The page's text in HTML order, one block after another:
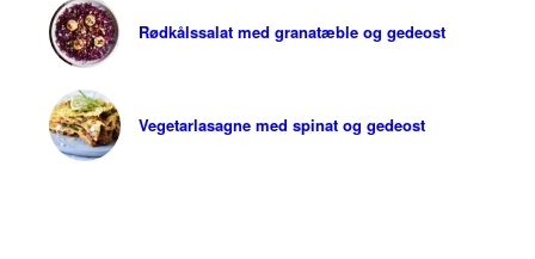
Rødkålssalat med granatæble og gedeost
Vegetarlasagne med spinat og gedeost